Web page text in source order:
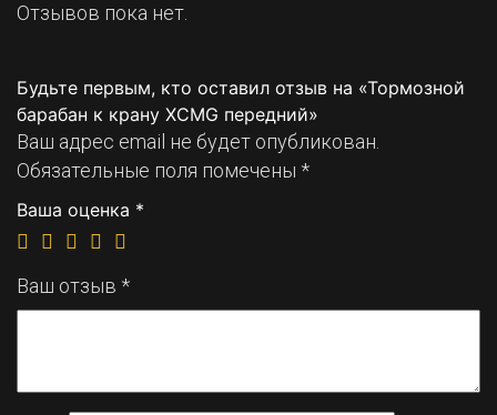
Отзывов пока нет.
Будьте первым, кто оставил отзыв на «Тормозной
барабан к крану XCMG передний»
Ваш адрес email не будет опубликован.
Обязательные поля помечены *
Ваша оценка *
Ваш отзыв *